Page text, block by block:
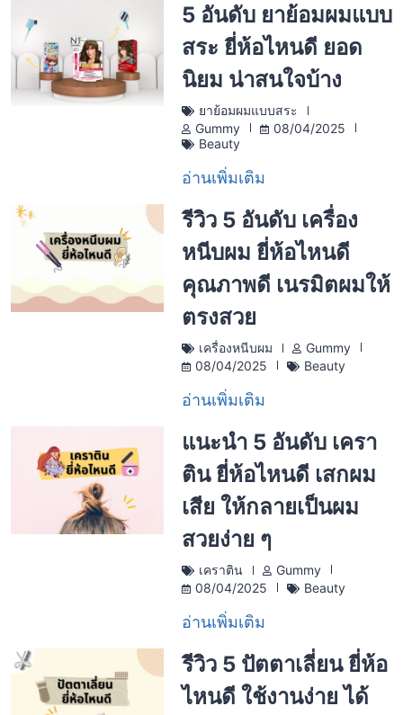
5 อันดับ ยาย้อมผมแบบ
สระ ยี่ห้อไหนดี ยอด
นิยม น่าสนใจบ้าง
ยาย้อมผมแบบสระ
Gummy
08/04/2025
Beauty
อ่านเพิ่มเติม
รีวิว 5 อันดับ เครื่อง
หนีบผม ยี่ห้อไหนดี
คุณภาพดี เนรมิตผมให้
ตรงสวย
เครื่องหนีบผม
Gummy
08/04/2025
Beauty
อ่านเพิ่มเติม
แนะนำ 5 อันดับ เครา
ติน ยี่ห้อไหนดี เสกผม
เสีย ให้กลายเป็นผม
สวยง่าย ๆ
เคราติน
Gummy
08/04/2025
Beauty
อ่านเพิ่มเติม
รีวิว 5 ปัตตาเลี่ยน ยี่ห้อ
ไหนดี ใช้งานง่าย ได้